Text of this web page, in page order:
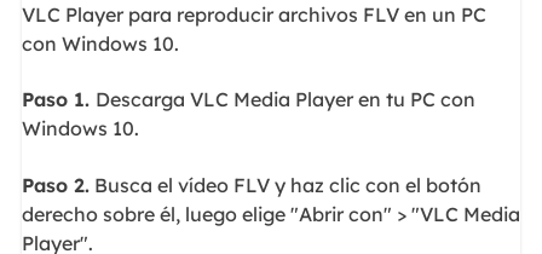
VLC Player para reproducir archivos FLV en un PC
con Windows 10.
Paso 1. Descarga VLC Media Player en tu PC con
Windows 10.
Paso 2.Busca el vídeo FLV y haz clic con el botón
derecho sobre él, luego elige "Abrir con" > "VLC Media
Player".